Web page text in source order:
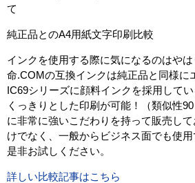
対応
番
ICBK69
L
カラー
ブラッ
ク
シアン
顔料・
染料
顔料
ICチッ
て
純正品とのA4用紙文字印刷比較
インクを使用する際に気になるのはや
命.COMの互換インクは純正品と同様に
IC69シリーズに顔料インクを採用してい
くっきりとした印刷が可能！（類似性
に非常に強いこだわりを持って販売し
けでなく、一般からビジネス面でも使
是非お試しください。
詳しい比較記事はこちら